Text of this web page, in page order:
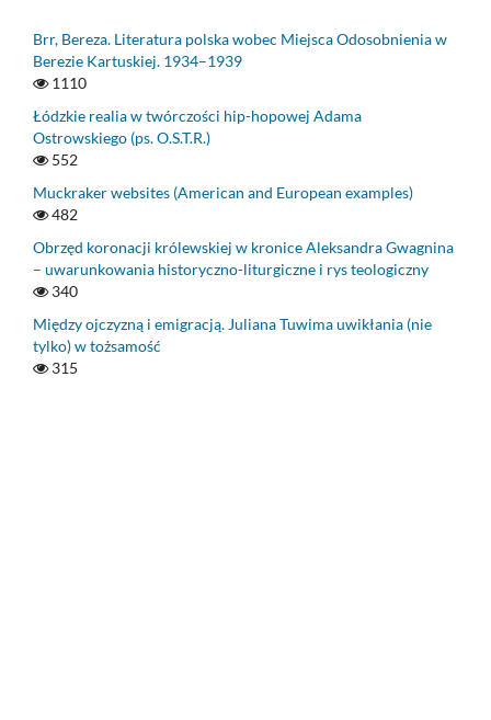
Brr, Bereza. Literatura polska wobec Miejsca Odosobnienia w
Berezie Kartuskiej. 1934–1939
1110
Łódzkie realia w twórczości hip-hopowej Adama
Ostrowskiego (ps. O.S.T.R.)
552
Muckraker websites (American and European examples)
482
Obrzęd koronacji królewskiej w kronice Aleksandra Gwagnina
– uwarunkowania historyczno-liturgiczne i rys teologiczny
340
Między ojczyzną i emigracją. Juliana Tuwima uwikłania (nie
tylko) w tożsamość
315